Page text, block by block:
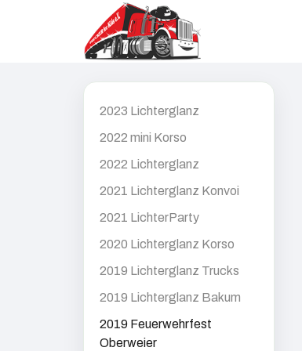
2023 Lichterglanz
2022 mini Korso
2022 Lichterglanz
2021 Lichterglanz Konvoi
2021 LichterParty
2020 Lichterglanz Korso
2019 Lichterglanz Trucks
2019 Lichterglanz Bakum
2019 Feuerwehrfest
Oberweier